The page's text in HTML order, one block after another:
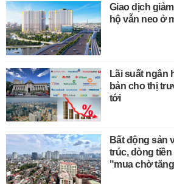
Giao dịch
hộ vẫn neo ở
Lãi suất ngân
bản cho thị
tới
Bất động sản
trúc, dòng
"mua chờ